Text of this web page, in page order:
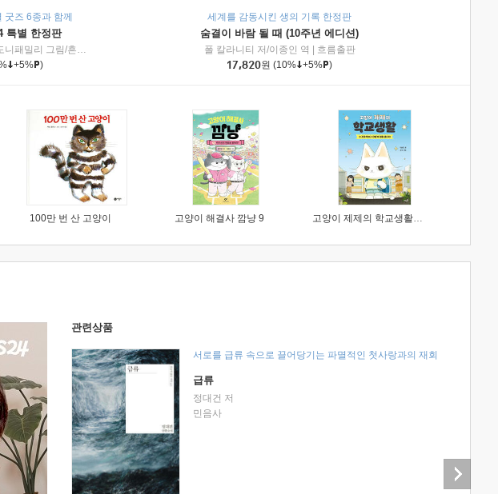
굿즈 6종과 함께
특별 한정판
흔한남매 원저/이종혁 글/도니패밀리 그림/흔한컴퍼니 감수
미래엔아이세움
+5% )
세계를 감동시킨 생의 기록 한정판
숨결이 바람 될 때 (10주년 에디션)
폴 칼라니티 저/이종인 역
흐름출판
17,820원 (10% +5% )
100만 번 산 고양이 고양이 해결사 깜냥 9 고양이 제제의 학교생활 1 : 초등학생이 이렇게 힘들 줄이야
관련상품
서로를 급류 속으로 끌어당기는 파멸적인 첫사랑과의 재회
급류
정대건 저
민음사